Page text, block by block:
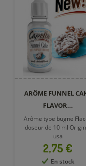
ARÔME FUNNEL
FLAVOR...
Arôme type bugne
doseur de 10 ml
usa
Prix
2,75 €
En stock